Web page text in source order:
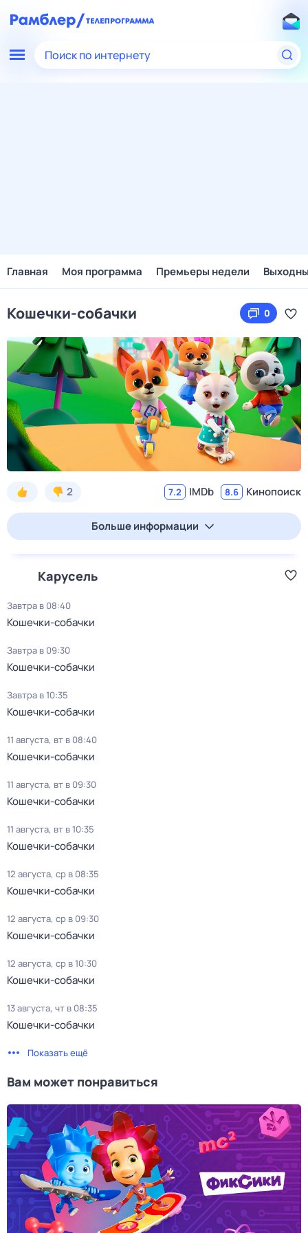
Поиск по интернету
Главная Моя программа Премьеры недели
Кошечки-собачки 0
2 7.2 IMDb 8.6 Кинопоиск
Больше информации
Карусель
Завтра в 08:40
Кошечки-собачки
Завтра в 09:30
Кошечки-собачки
Завтра в 10:35
Кошечки-собачки
11 августа, вт в 08:40
Кошечки-собачки
11 августа, вт в 09:30
Кошечки-собачки
11 августа, вт в 10:35
Кошечки-собачки
12 августа, ср в 08:35
Кошечки-собачки
12 августа, ср в 09:30
Кошечки-собачки
12 августа, ср в 10:30
Кошечки-собачки
13 августа, чт в 08:35
Кошечки-собачки
Показать ещё
Вам может понравиться